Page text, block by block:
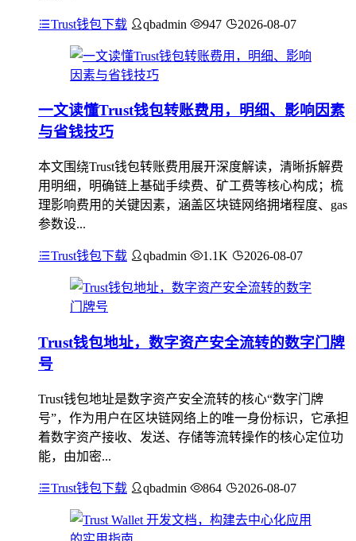
Trust钱包下载 qbadmin 947 2026-08-07
一文读懂Trust钱包转账费用，明细、影响因素
与省钱技巧
本文围绕Trust钱包转账费用展开深度解读，清晰拆解费
用明细，明确链上基础手续费、矿工费等核心构成；梳
理影响费用的关键因素，涵盖区块链网络拥堵程度、gas
参数设...
Trust钱包下载 qbadmin 1.1K 2026-08-07
Trust钱包地址，数字资产安全流转的数字门牌
号
Trust钱包地址是数字资产安全流转的核心“数字门牌
号”，作为用户在区块链网络上的唯一身份标识，它承担
着数字资产接收、发送、存储等流转操作的核心定位功
能，由加密...
Trust钱包下载 qbadmin 864 2026-08-07